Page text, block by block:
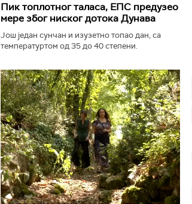
Пик топлотног таласа, ЕПС предузео
мере због ниског дотока Дунава
Још један сунчан и изузетно топао дан, са
температуртом од 35 до 40 степени.
стабилно, изјавио је директор ЕПС-а Душан...